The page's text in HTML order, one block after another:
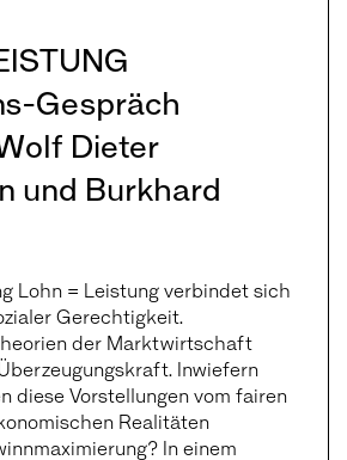
Gespräch
Dieter
und Burkhard
Lohn = Leistung verbindet sich
Gerechtigkeit.
der Marktwirtschaft
Inwiefern
diese Vorstellungen vom fairen
Realitäten
In einem